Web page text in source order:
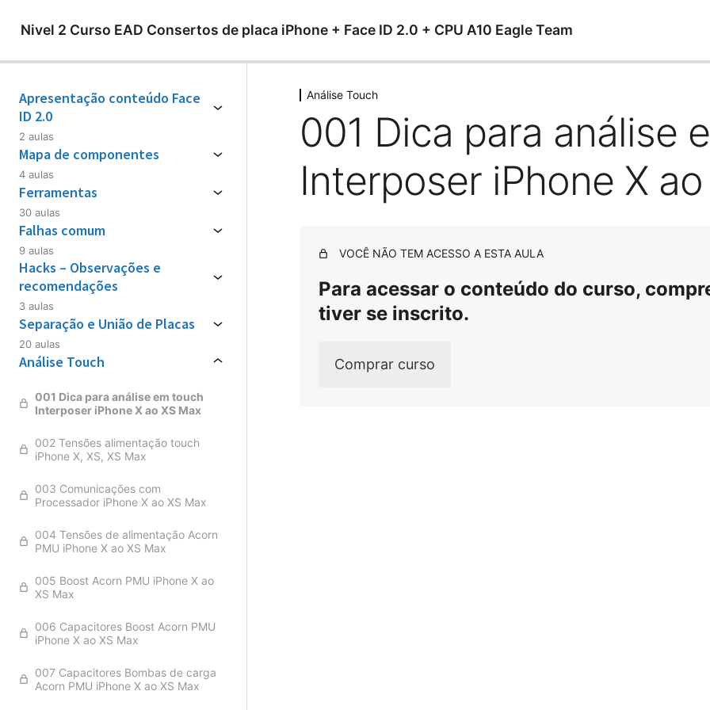
Nivel 2 Curso EAD Consertos de placa iPhone + Face ID 2.0 + CPU A10 Eagle Team
Apresentação conteúdo Face
ID 2.0
2 aulas
Mapa de componentes
4 aulas
Ferramentas
30 aulas
Falhas comum
9 aulas
Hacks – Observações e
recomendações
3 aulas
Separação e União de Placas
20 aulas
Análise Touch
001 Dica para análise em touch
Interposer iPhone X ao XS Max
002 Tensões alimentação touch
iPhone X, XS, XS Max
003 Comunicações com
Processador iPhone X ao XS Max
004 Tensões de alimentação Acorn
PMU iPhone X ao XS Max
005 Boost Acorn PMU iPhone X ao
XS Max
006 Capacitores Boost Acorn PMU
iPhone X ao XS Max
007 Capacitores Bombas de carga
Acorn PMU iPhone X ao XS Max
Análise Touch
001 Dica para análise
Interposer iPhone X
VOCÊ NÃO TEM ACESSO A ESTA AULA
Para acessar o conteúdo do curso,
tiver se inscrito.
Comprar curso